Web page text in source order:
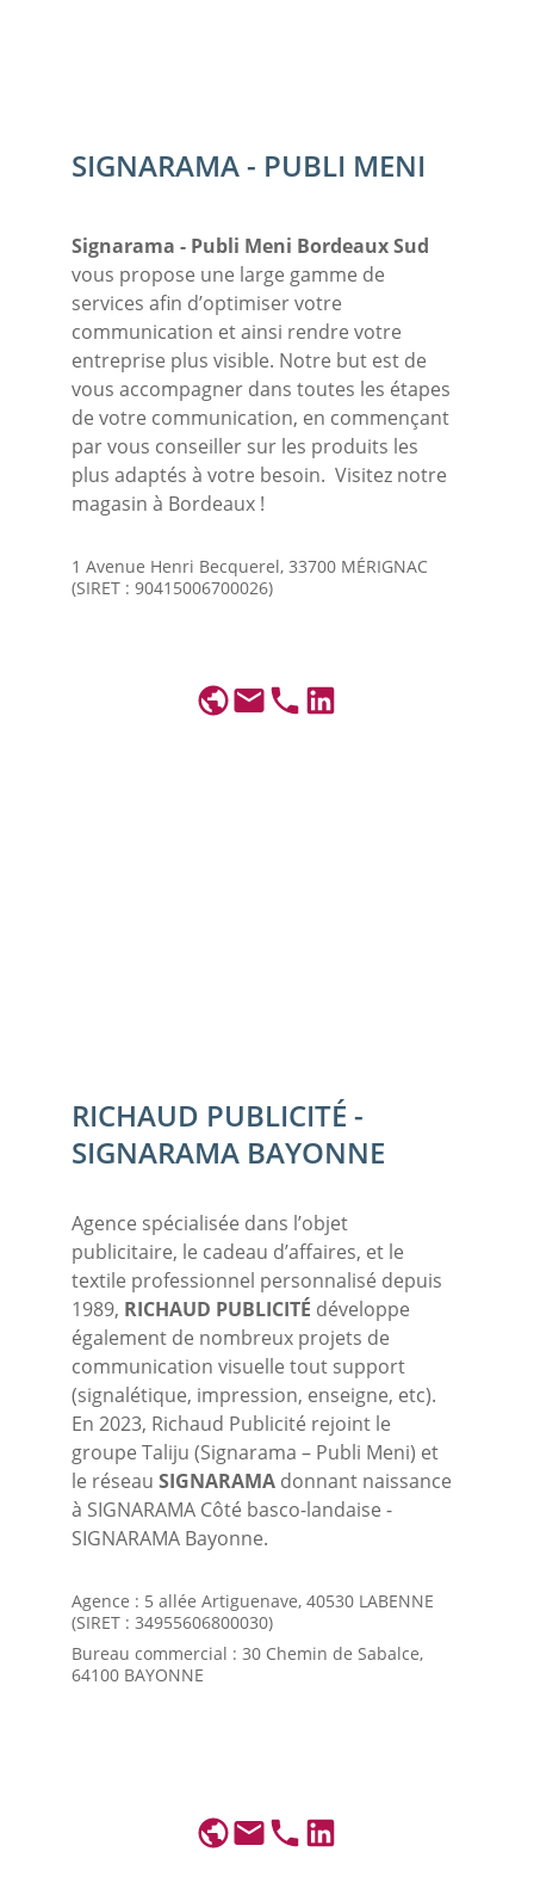
SIGNARAMA - PUBLI MENI
Signarama - Publi Meni Bordeaux Sud
vous propose une large gamme de
services afin d’optimiser votre
communication et ainsi rendre votre
entreprise plus visible. Notre but est de
vous accompagner dans toutes les étapes
de votre communication, en commençant
par vous conseiller sur les produits les
plus adaptés à votre besoin.  Visitez notre
magasin à Bordeaux !
1 Avenue Henri Becquerel, 33700 MÉRIGNAC
(SIRET : 90415006700026)
RICHAUD PUBLICITÉ -
SIGNARAMA BAYONNE
Agence spécialisée dans l’objet
publicitaire, le cadeau d’affaires, et le
textile professionnel personnalisé depuis
1989, RICHAUD PUBLICITÉ développe
également de nombreux projets de
communication visuelle tout support
(signalétique, impression, enseigne, etc).
En 2023, Richaud Publicité rejoint le
groupe Taliju (Signarama – Publi Meni) et
le réseau SIGNARAMA donnant naissance
à SIGNARAMA Côté basco-landaise -
SIGNARAMA Bayonne.
Agence : 5 allée Artiguenave, 40530 LABENNE
(SIRET : 34955606800030)
Bureau commercial : 30 Chemin de Sabalce,
64100 BAYONNE